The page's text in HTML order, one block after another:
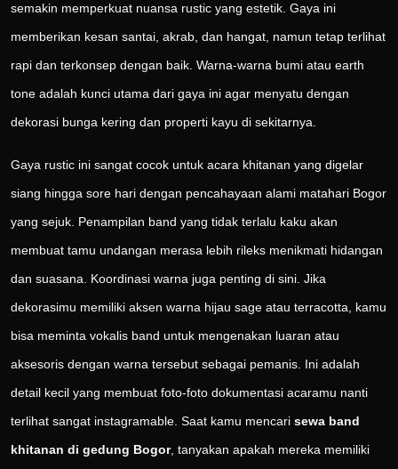
semakin memperkuat nuansa rustic yang estetik. Gaya ini
memberikan kesan santai, akrab, dan hangat, namun tetap terlihat
rapi dan terkonsep dengan baik. Warna-warna bumi atau earth
tone adalah kunci utama dari gaya ini agar menyatu dengan
dekorasi bunga kering dan properti kayu di sekitarnya.
Gaya rustic ini sangat cocok untuk acara khitanan yang digelar
siang hingga sore hari dengan pencahayaan alami matahari Bogor
yang sejuk. Penampilan band yang tidak terlalu kaku akan
membuat tamu undangan merasa lebih rileks menikmati hidangan
dan suasana. Koordinasi warna juga penting di sini. Jika
dekorasimu memiliki aksen warna hijau sage atau terracotta, kamu
bisa meminta vokalis band untuk mengenakan luaran atau
aksesoris dengan warna tersebut sebagai pemanis. Ini adalah
detail kecil yang membuat foto-foto dokumentasi acaramu nanti
terlihat sangat instagramable. Saat kamu mencari sewa band
khitanan di gedung Bogor, tanyakan apakah mereka memiliki